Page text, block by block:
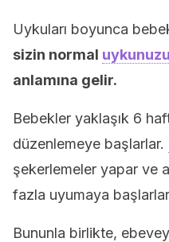
Uykuları boyunca
sizin normal uykunuzu
anlamına gelir.
Bebekler yaklaşık 6
düzenlemeye başlarlar.
şekerlemeler yapar ve
fazla uyumaya
Bununla birlikte,